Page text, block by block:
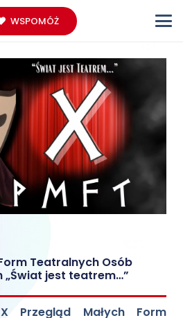
WSPOMÓŻ
Teatralnych Osób
„Świat jest teatrem…”
Przegląd Małych Form